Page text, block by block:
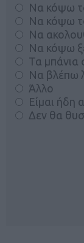
Να κόψω
Να κόψω
Να
Να κόψω
Τα
Να βλέπω
Άλλο
Είμαι ήδη
Δεν θα